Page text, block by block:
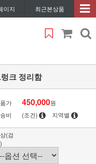
이지 최근본상품
크 정리함
가 450,000원
비
(조건) 지역별
(검